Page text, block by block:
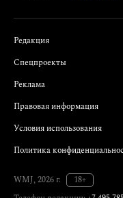
Редакция
Спецпроекты
Реклама
Правовая информация
Условия использования
Политика
WMJ, 2026 г.
18+